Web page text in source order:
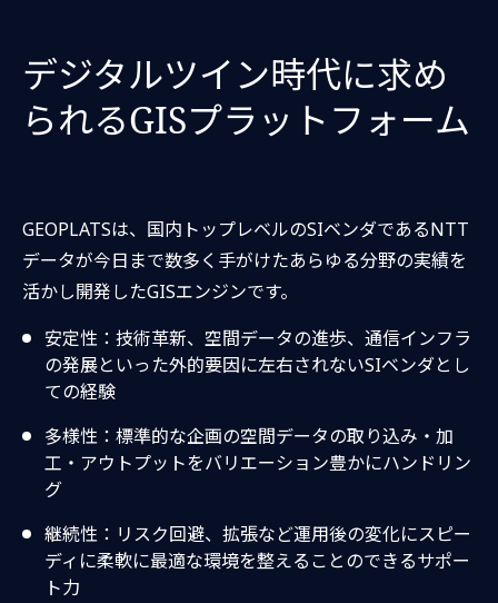
デジタルツイン時代に求め
られるGISプラットフォーム
GEOPLATSは、国内トップレベルのSIベンダであるNTT
データが今日まで数多く手がけたあらゆる分野の実績を
活かし開発したGISエンジンです。
安定性：技術革新、空間データの進歩、通信インフラ
の発展といった外的要因に左右されないSIベンダとし
ての経験
多様性：標準的な企画の空間データの取り込み・加
工・アウトプットをバリエーション豊かにハンドリン
グ
継続性：リスク回避、拡張など運用後の変化にスピー
ディに柔軟に最適な環境を整えることのできるサポー
ト力